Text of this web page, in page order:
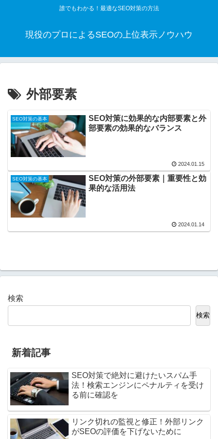
誰でもわかる！最適なSEO対策の方法
現役のプロによるSEOの上位表示ノウハウ
外部要素
SEO対策の基本
SEO対策に効果的な内部要素と外
部要素の効果的なバランス
2024.01.15
SEO対策の基本
SEO対策の外部要素｜重要性と効
果的な活用法
2024.01.14
検索
検索
新着記事
SEO対策で絶対に避けたいスパム手
法！検索エンジンにペナルティを受け
る前に確認を
リンク切れの監視と修正！外部リンク
がSEOの評価を下げないために